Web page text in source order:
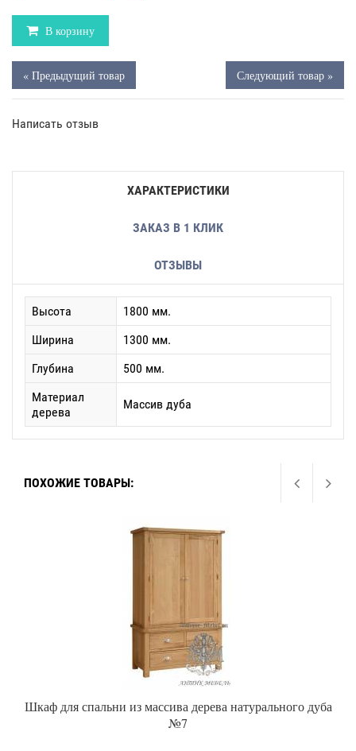
В корзину
« Предыдущий товар Следующий товар »
Написать отзыв
ХАРАКТЕРИСТИКИ
ЗАКАЗ В 1 КЛИК
ОТЗЫВЫ
Высота
1800 мм.
Ширина
1300 мм.
Глубина
500 мм.
Материал
дерева
Массив дуба
ПОХОЖИЕ ТОВАРЫ:
Шкаф для спальни из массива дерева натурального дуба
№7